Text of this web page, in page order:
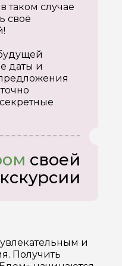
таком случае
своё
даты и
своей
и
Получить